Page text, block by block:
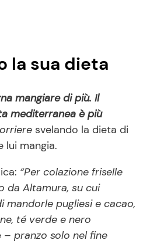
la sua dieta
mangiare di più. Il
mediterranea è più
svelando la dieta di
lui mangia.
“Per colazione friselle
da Altamura, su cui
mandorle pugliesi e cacao,
té verde e nero
– pranzo solo nel fine